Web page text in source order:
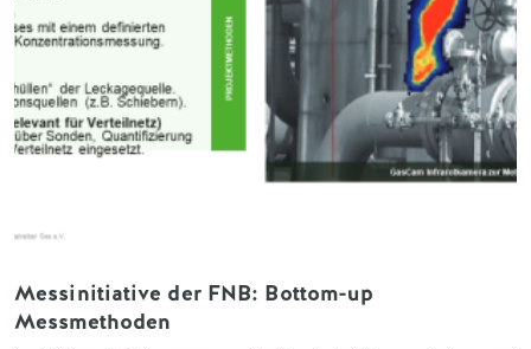
Messinitiative der FNB: Bottom-up
Messmethoden